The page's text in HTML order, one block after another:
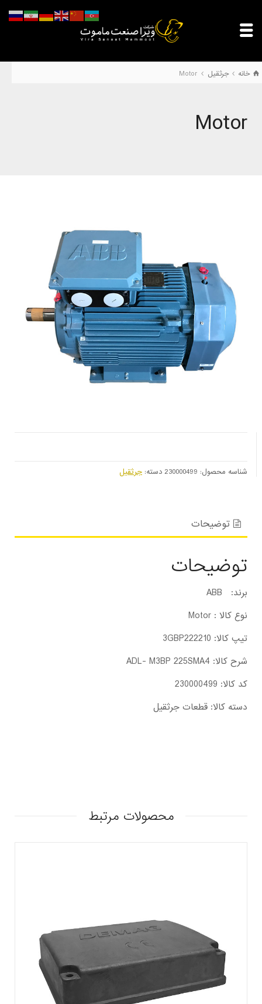
خانه جرثقیل Motor
Motor
شناسه محصول: 230000499 دسته: جرثقیل
توضیحات
توضیحات
برند: ABB
نوع کالا : Motor
تیپ کالا: 3GBP222210
شرح کالا: ADL- M3BP 225SMA4
کد کالا: 230000499
دسته کالا: قطعات جرثقیل
محصولات مرتبط